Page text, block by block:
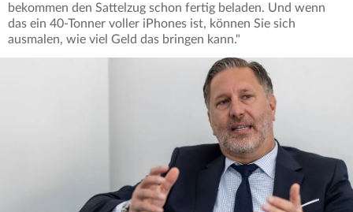
bekommen den Sattelzug schon fertig beladen. Und wenn
das ein 40-Tonner voller iPhones ist, können Sie sich
ausmalen, wie viel Geld das bringen kann."